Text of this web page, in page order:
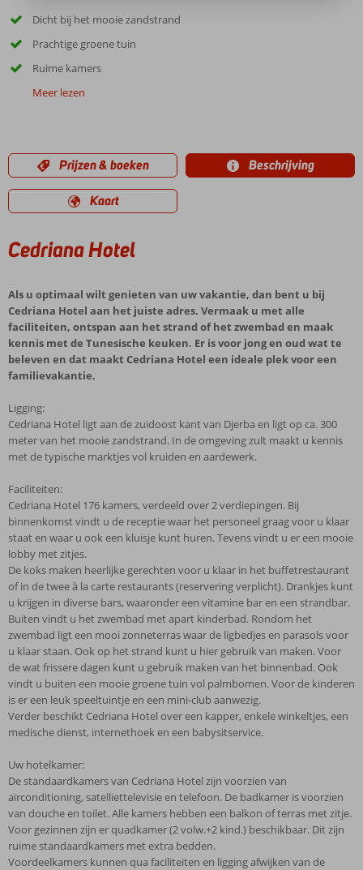
Dicht bij het mooie zandstrand
Prachtige groene tuin
Ruime kamers
Meer lezen
Prijzen & boeken Beschrijving
Kaart
Cedriana Hotel
Als u optimaal wilt genieten van uw vakantie, dan bent u bij
Cedriana Hotel aan het juiste adres. Vermaak u met alle
faciliteiten, ontspan aan het strand of het zwembad en maak
kennis met de Tunesische keuken. Er is voor jong en oud wat te
beleven en dat maakt Cedriana Hotel een ideale plek voor een
familievakantie.
Ligging:
Cedriana Hotel ligt aan de zuidoost kant van Djerba en ligt op ca. 300
meter van het mooie zandstrand. In de omgeving zult maakt u kennis
met de typische marktjes vol kruiden en aardewerk.
Faciliteiten:
Cedriana Hotel 176 kamers, verdeeld over 2 verdiepingen. Bij
binnenkomst vindt u de receptie waar het personeel graag voor u klaar
staat en waar u ook een kluisje kunt huren. Tevens vindt u er een mooie
lobby met zitjes.
De koks maken heerlijke gerechten voor u klaar in het buffetrestaurant
of in de twee à la carte restaurants (reservering verplicht). Drankjes kunt
u krijgen in diverse bars, waaronder een vitamine bar en een strandbar.
Buiten vindt u het zwembad met apart kinderbad. Rondom het
zwembad ligt een mooi zonneterras waar de ligbedjes en parasols voor
u klaar staan. Ook op het strand kunt u hier gebruik van maken. Voor
de wat frissere dagen kunt u gebruik maken van het binnenbad. Ook
vindt u buiten een mooie groene tuin vol palmbomen. Voor de kinderen
is er een leuk speeltuintje en een mini-club aanwezig.
Verder beschikt Cedriana Hotel over een kapper, enkele winkeltjes, een
medische dienst, internethoek en een babysitservice.
Uw hotelkamer:
De standaardkamers van Cedriana Hotel zijn voorzien van
airconditioning, satelliettelevisie en telefoon. De badkamer is voorzien
van douche en toilet. Alle kamers hebben een balkon of terras met zitje.
Voor gezinnen zijn er quadkamer (2 volw.+2 kind.) beschikbaar. Dit zijn
ruime standaardkamers met extra bedden.
Voordeelkamers kunnen qua faciliteiten en ligging afwijken van de